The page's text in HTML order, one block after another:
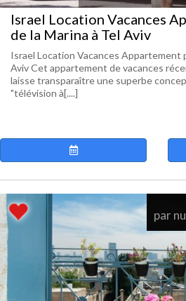
Israel Location Vacances
de la Marina à Tel Aviv
Israel Location Vacances Appartement
Aviv Cet appartement de vacances
laisse transparaître une superbe
"télévision à[....]
par